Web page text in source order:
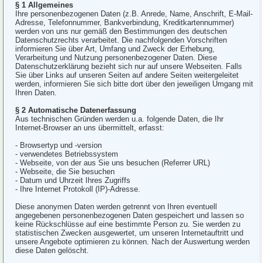
§ 1 Allgemeines
Ihre personenbezogenen Daten (z.B. Anrede, Name, Anschrift, E-Mail-
Adresse, Telefonnummer, Bankverbindung, Kreditkartennummer)
werden von uns nur gemäß den Bestimmungen des deutschen
Datenschutzrechts verarbeitet. Die nachfolgenden Vorschriften
informieren Sie über Art, Umfang und Zweck der Erhebung,
Verarbeitung und Nutzung personenbezogener Daten. Diese
Datenschutzerklärung bezieht sich nur auf unsere Webseiten. Falls
Sie über Links auf unseren Seiten auf andere Seiten weitergeleitet
werden, informieren Sie sich bitte dort über den jeweiligen Umgang mit
Ihren Daten.
§ 2 Automatische Datenerfassung
Aus technischen Gründen werden u.a. folgende Daten, die Ihr
Internet-Browser an uns übermittelt, erfasst:
- Browsertyp und -version
- verwendetes Betriebssystem
- Webseite, von der aus Sie uns besuchen (Referrer URL)
- Webseite, die Sie besuchen
- Datum und Uhrzeit Ihres Zugriffs
- Ihre Internet Protokoll (IP)-Adresse.
Diese anonymen Daten werden getrennt von Ihren eventuell
angegebenen personenbezogenen Daten gespeichert und lassen so
keine Rückschlüsse auf eine bestimmte Person zu. Sie werden zu
statistischen Zwecken ausgewertet, um unseren Internetauftritt und
unsere Angebote optimieren zu können. Nach der Auswertung werden
diese Daten gelöscht.